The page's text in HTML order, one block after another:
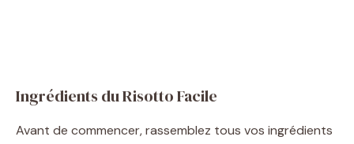
Ingrédients du Risotto Facile
Avant de commencer, rassemblez tous vos ingrédients